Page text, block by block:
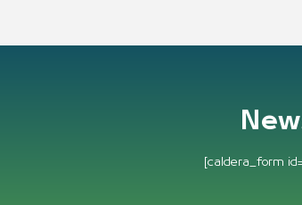
[caldera_form